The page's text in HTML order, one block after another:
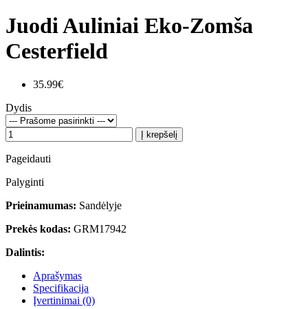
Juodi Auliniai Eko-Zomša
Cesterfield
35.99€
Dydis
Į krepšelį
Pageidauti
Palyginti
Prieinamumas: Sandėlyje
Prekės kodas: GRM17942
Dalintis:
Aprašymas
Specifikacija
Įvertinimai (0)